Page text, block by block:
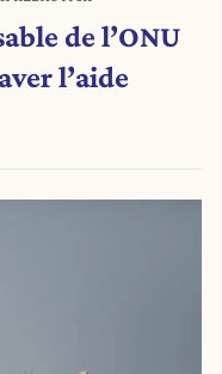
de l’ONU
l’aide